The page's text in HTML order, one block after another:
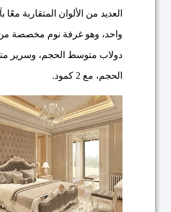
العديد من الألوان المتقاربة معًا
واحد، وهو غرفة نوم مخصصة
دولاب متوسط الحجم، وسرير
الحجم، مع 2 كمود.